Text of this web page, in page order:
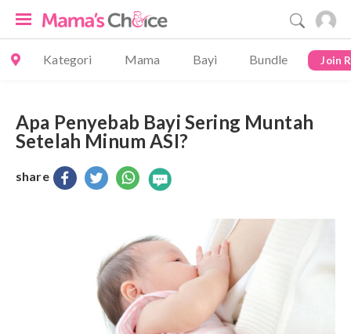
Kategori Mama Bayi Bundle Join
Apa Penyebab Bayi Sering Muntah
Setelah Minum ASI?
share